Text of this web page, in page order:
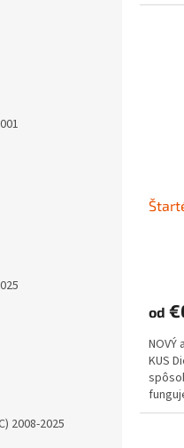
2008-2025
od
NOVÝ
KUS